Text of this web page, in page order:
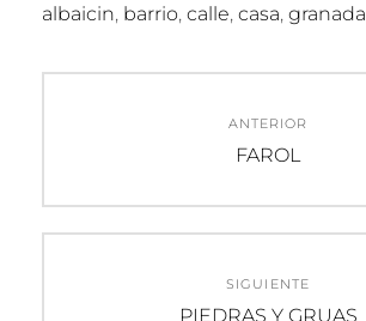
albaicin, barrio, calle, casa, granada
entradas
ANTERIOR
Entrada
FAROL
SIGUIENTE
Entrada
PIEDRAS Y GRUAS